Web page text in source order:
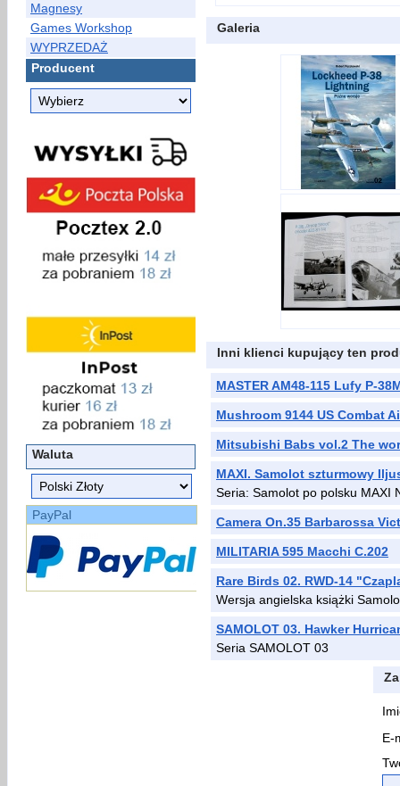
Magnesy
Games Workshop
WYPRZEDAŻ
Producent
Waluta
PayPal
Galeria
Inni klienci kupujący ten
MASTER AM48-115 Lufy P-
Mushroom 9144 US Combat
Mitsubishi Babs vol.2 The
MAXI. Samolot szturmowy
Seria: Samolot po polsku MAXI
Camera On.35 Barbarossa
MILITARIA 595 Macchi C.202
Rare Birds 02. RWD-14
Wersja angielska książki
SAMOLOT 03. Hawker
Seria SAMOLOT 03
E-